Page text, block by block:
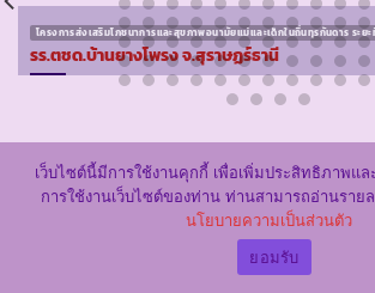
โครงการส่งเสริมโภชนาการและสุขภาพอนามัยแม่และเด็กในถิ่นทุรกันดาร ระย
รร.ตชด.บ้านยางโพรง จ.สุราษฏร์ธานี
เว็บไซต์นี้มีการใช้งานคุกกี้ เพื่อเพิ่มประสิทธิภาพแ
การใช้งานเว็บไซต์ของท่าน ท่านสามารถอ่านราย
นโยบายความเป็นส่วนตัว
ยอมรับ